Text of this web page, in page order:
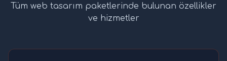
Tüm web tasarım paketlerinde bulunan özellikler
ve hizmetler